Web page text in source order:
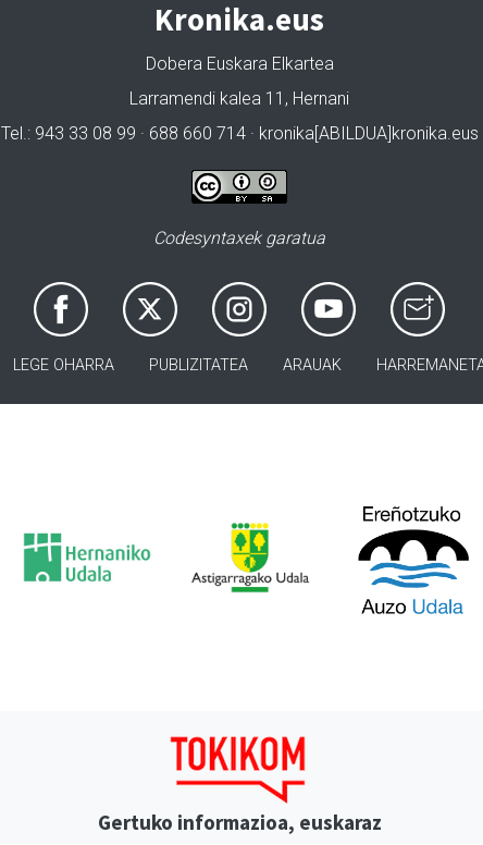
Kronika.eus
Dobera Euskara Elkartea
Larramendi kalea 11, Hernani
Tel.: 943 33 08 99 · 688 660 714 · kronika[ABILDUA]kronika.eus
Codesyntaxek garatua
LEGE OHARRA PUBLIZITATEA ARAUAK
Gertuko informazioa, euskaraz